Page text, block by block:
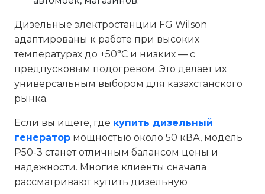
Дизельные электростанции FG Wilson
адаптированы к работе при высоких
температурах до +50°C и низких — с
предпусковым подогревом. Это делает их
универсальным выбором для казахстанского
рынка.
Если вы ищете, где купить дизельный
генератор мощностью около 50 кВА, модель
P50-3 станет отличным балансом цены и
надежности. Многие клиенты сначала
рассматривают купить дизельную